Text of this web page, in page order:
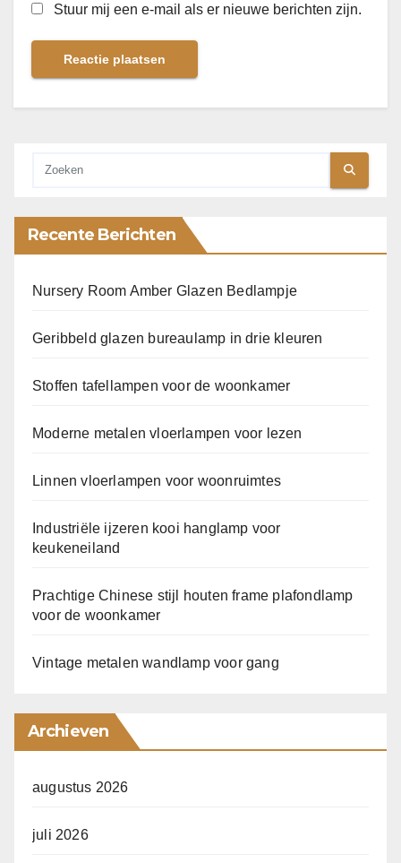
Stuur mij een e-mail als er nieuwe berichten zijn.
Recente Berichten
Nursery Room Amber Glazen Bedlampje
Geribbeld glazen bureaulamp in drie kleuren
Stoffen tafellampen voor de woonkamer
Moderne metalen vloerlampen voor lezen
Linnen vloerlampen voor woonruimtes
Industriële ijzeren kooi hanglamp voor
keukeneiland
Prachtige Chinese stijl houten frame plafondlamp
voor de woonkamer
Vintage metalen wandlamp voor gang
Archieven
augustus 2026
juli 2026